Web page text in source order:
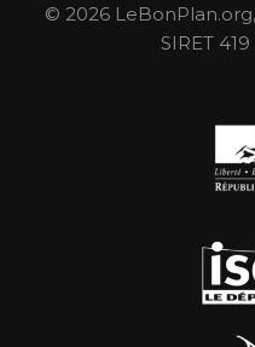
© 2026
SIRET